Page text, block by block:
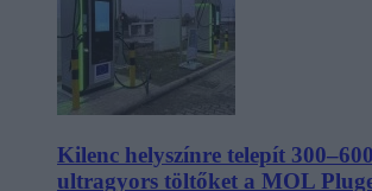
Kilenc helyszínre telepít
ultragyors töltőket a MOL